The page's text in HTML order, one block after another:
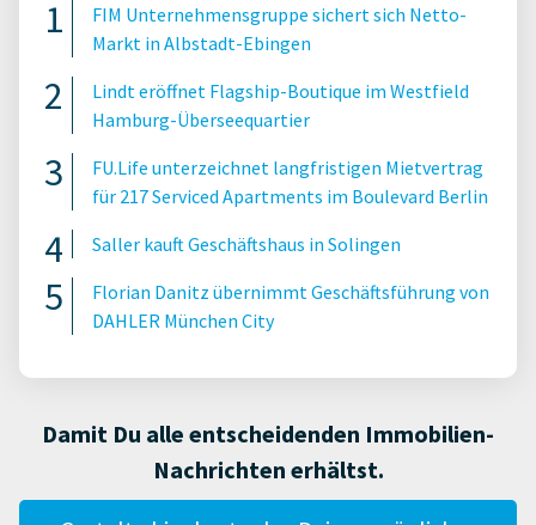
FIM Unternehmensgruppe sichert sich Netto-
Markt in Albstadt-Ebingen
Lindt eröffnet Flagship-Boutique im Westfield
Hamburg-Überseequartier
FU.Life unterzeichnet langfristigen Mietvertrag
für 217 Serviced Apartments im Boulevard Berlin
Saller kauft Geschäftshaus in Solingen
Florian Danitz übernimmt Geschäftsführung von
DAHLER München City
Damit Du alle entscheidenden Immobilien-
Nachrichten erhältst.